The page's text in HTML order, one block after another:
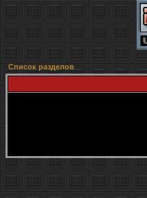
Список разделов